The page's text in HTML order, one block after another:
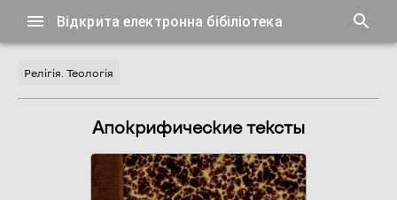
Відкрита електронна бібіліотека
Релігія. Теологія
Апокрифические тексты